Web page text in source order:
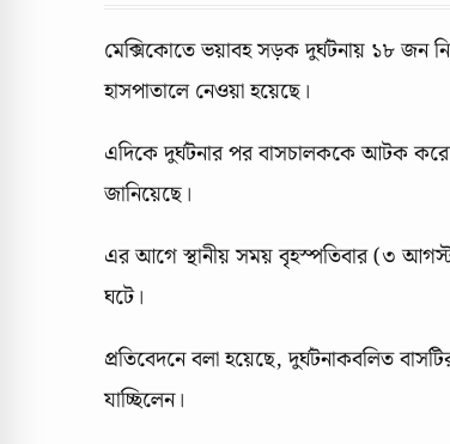
মেক্সিকোতে ভয়াবহ সড়ক দুর্ঘটনায় ১৮ জন
হাসপাতালে নেওয়া হয়েছে।
এদিকে দুর্ঘটনার পর বাসচালককে আটক
জানিয়েছে।
এর আগে স্থানীয় সময় বৃহস্পতিবার (৩
ঘটে।
প্রতিবেদনে বলা হয়েছে, দুর্ঘটনাকবলিত
যাচ্ছিলেন।